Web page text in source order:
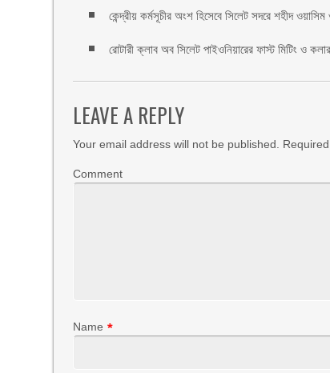
কেন্দ্রীয় কর্মসূচীর অংশ হিসেবে সিলেট সদরে শহীদ
রোটারী ক্লাব অব সিলেট পাইওনিয়ারের ফাস্ট মিটিং ও
LEAVE A REPLY
Your email address will not be published.
Comment
Name *